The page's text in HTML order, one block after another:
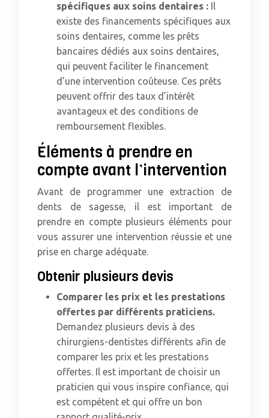
spécifiques aux soins dentaires : Il
existe des financements spécifiques aux
soins dentaires, comme les prêts
bancaires dédiés aux soins dentaires,
qui peuvent faciliter le financement
d’une intervention coûteuse. Ces prêts
peuvent offrir des taux d’intérêt
avantageux et des conditions de
remboursement flexibles.
Éléments à prendre en
compte avant l’intervention
Avant de programmer une extraction de
dents de sagesse, il est important de
prendre en compte plusieurs éléments pour
vous assurer une intervention réussie et une
prise en charge adéquate.
Obtenir plusieurs devis
Comparer les prix et les prestations
offertes par différents praticiens.
Demandez plusieurs devis à des
chirurgiens-dentistes différents afin de
comparer les prix et les prestations
offertes. Il est important de choisir un
praticien qui vous inspire confiance, qui
est compétent et qui offre un bon